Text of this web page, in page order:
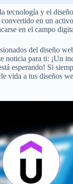
tecnología y el
en un
en el campo
del diseño
noticia para ti: ¡Un
esperando! Si
vida a tus diseños